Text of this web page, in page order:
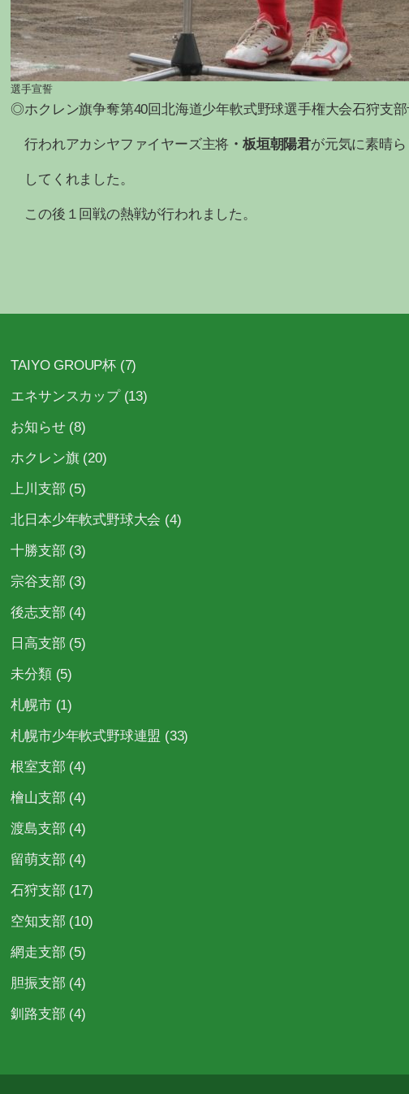
選手宣誓
◎ホクレン旗争奪第40回北海道少年軟式野球選手権大会石狩支
行われアカシヤファイヤーズ主将 ・板垣朝陽君が元気に素晴
してくれました。
この後１回戦の熱戦が行われました。
TAIYO GROUP杯 (7)
エネサンスカップ(13)
お知らせ(8)
ホクレン旗(20)
上川支部 (5)
北日本少年軟式野球大会 (4)
十勝支部 (3)
宗谷支部 (3)
後志支部 (4)
日高支部 (5)
未分類(5)
札幌市(1)
札幌市少年軟式野球連盟 (33)
根室支部 (4)
檜山支部 (4)
渡島支部 (4)
留萌支部 (4)
石狩支部 (17)
空知支部 (10)
網走支部 (5)
胆振支部 (4)
釧路支部 (4)